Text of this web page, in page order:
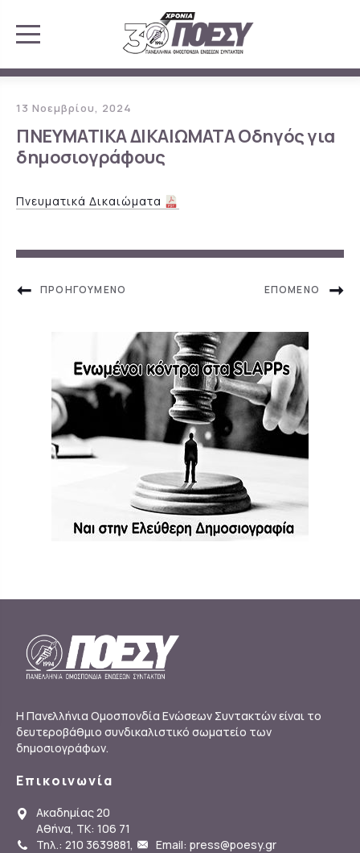
13 Νοεμβρίου, 2024
ΠΝΕΥΜΑΤΙΚΑ ΔΙΚΑΙΩΜΑΤΑ Οδηγός για
δημοσιογράφους
Πνευματικά Δικαιώματα
Η Πανελλήνια Ομοσπονδία Ενώσεων Συντακτών είναι το
δευτεροβάθμιο συνδικαλιστικό σωματείο των
δημοσιογράφων.
Επικοινωνία
Ακαδημίας 20
Αθήνα, ΤΚ: 106 71
Τηλ.: 210 3639881, Email: press@poesy.gr